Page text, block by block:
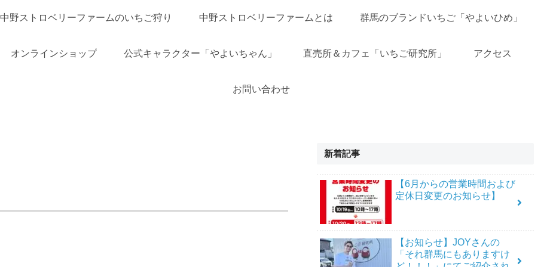
中野ストロベリーファームのいちご狩り 中野ストロベリーファームとは 群馬のブランドいちご「やよいひめ」
オンラインショップ 公式キャラクター「やよいちゃん」 直売所＆カフェ「いちご研究所」 アクセス
お問い合わせ
新着記事
【6月からの営業時間および
定休日変更のお知らせ】
【お知らせ】JOYさんの
「それ群馬にもありますけ